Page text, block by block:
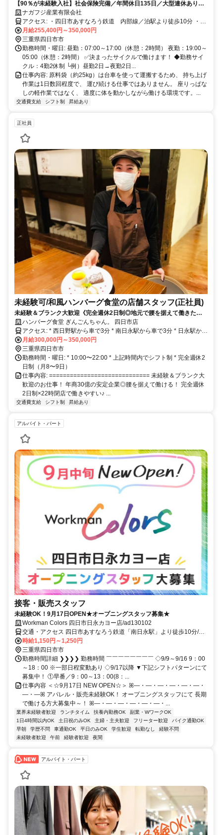
【90％が未経験入社】社会保険完備／年間休日135日／大型連休あり
◎(各6日程度)／夜勤手当あり／特別手当あり(成果による)／資格取得支
援あり
ナガフジ産業有限会社
アクセス: ・四日市あすなろう鉄道 内部線／泊駅より徒歩10分 ・JR
関西本線／南四日市駅より徒歩7分
月給255,400円～350,000円
三重県四日市市
勤務時間・曜日: 昼勤：07:00～17:00（休憩：2時間） 夜勤：19:00～
05:00（休憩：2時間） ✅決まったサイクルで働けます！ ◆勤務サイ
クル：4勤2休制 └例）昼勤2日→夜勤2日...
仕事内容: 原料袋（約25kg）は台車を使って運搬するため、 持ち上げ
作業は1日数回程度で、 運び続ける仕事ではありません。 座りっぱな
しの軽作業ではなく、 適度に体を動かしながら働ける環境です。...
交通費支給 シフト制 昇給あり
正社員
未経験可/和風ハンバーグ食堂の店舗スタッフ(正社員)
未経験＆ブランク大歓迎《完全週休2日制◎地元で腰を据えて働きたい
方にピッタリ》嬉しい22時閉店♪四日市市内で車通勤可！
ハンバーグ食堂 ぎんごんちゃん。 四日市店
アクセス: * 西日野駅から車で3分 * 南日永駅から車で3分 * 日永駅から
車で5分 * JR四日市駅から車で10分 * 近鉄四日市駅から車で10分 * 駐
車場完備◎車通勤・バイク通勤可 * 桑名東員線沿いでアクセス抜群の
お店です♪
月給300,000円～350,000円
三重県四日市市
勤務時間・曜日: * 10:00〜22:00 * 上記時間内でシフト制 * 完全週休2
日制（月8〜9日）
仕事内容: ============================= 未経験＆ブランク大
歓迎のお仕事！ 年商30億の安定企業◎腰を据えて働ける！ 完全週休
2日制×22時閉店で働きやすい♪ ...
交通費支給 シフト制 昇給あり
アルバイト・パート
接客・販売スタッフ
未経験OK！9月17日OPEN★オープニングスタッフ募集★
Workman Colors 四日市日永カヨー店/ad130102
交通・アクセス 四日市あすなろう鉄道「南日永駅」より徒歩10分/
車・バイク・自転車通勤OK
時給1,150円～1,250円
三重県四日市市
勤務時間詳細 ❯❯❯❯ 勤務時間 ￣￣￣￣￣￣￣￣ ◇9/9～9/16 9：00
～18：00 ※一部日程変動あり ◇9/17以降 ▼下記シフトパターンにて
募集中！ ①早番／9：00～13：00(8：...
仕事内容 ＜☆9月17日 NEW OPEN☆＞ ꕤ―・―・―・―・―・―・
―・―ꕤ アパレル・販売未経験OK！ オープニングスタッフにて 長期
で働ける方大募集中～！ ꕤ―・―・―・―・―・―・...
業界未経験者歓迎 ランチタイム 扶養内勤務OK
副業・WワークOK
1日4時間以内OK
土日祝のみOK 主婦・主夫歓迎 フリーター歓迎
バイク通勤OK
早朝
学歴不問 車通勤OK 平日のみOK 学生歓迎 転勤なし
経験不問
未経験者歓迎
午前 経験者歓迎 夜間
アルバイト・パート